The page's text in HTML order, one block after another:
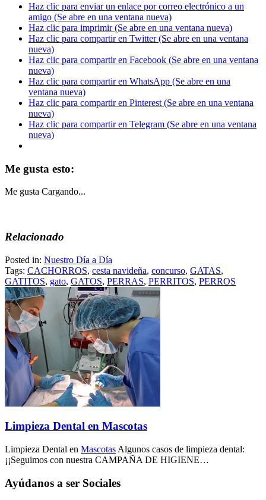
Haz clic para enviar un enlace por correo electrónico a un
amigo (Se abre en una ventana nueva)
Haz clic para imprimir (Se abre en una ventana nueva)
Haz clic para compartir en Twitter (Se abre en una ventana
nueva)
Haz clic para compartir en Facebook (Se abre en una ventana
nueva)
Haz clic para compartir en WhatsApp (Se abre en una
ventana nueva)
Haz clic para compartir en Pinterest (Se abre en una ventana
nueva)
Haz clic para compartir en Telegram (Se abre en una ventana
nueva)
Me gusta esto:
Me gusta Cargando...
Relacionado
Posted in: Nuestro Día a Día
Tags: CACHORROS, cesta navideña, concurso, GATAS,
GATITOS, gato, GATOS, PERRAS, PERRITOS, PERROS
Limpieza Dental en Mascotas
Limpieza Dental en Mascotas Algunos casos de limpieza dental:
¡¡Seguimos con nuestra CAMPAÑA DE HIGIENE…
Ayúdanos a ser Sociales